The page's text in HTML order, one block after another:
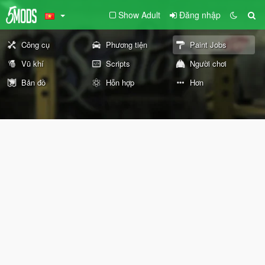
Show Adult Đăng nhập
Công cụ Phương tiện
Paint Jobs
Vũ khí
Scripts
Người chơi
Bản đồ
Hỗn hợp Hơn